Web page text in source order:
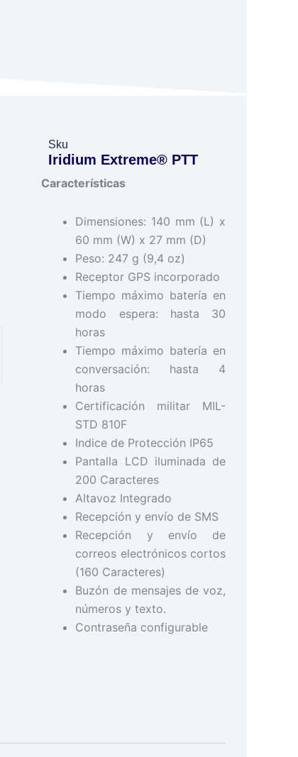
Sku
Iridium Extreme® PTT
Características
Dimensiones: 140 mm (L) x
60 mm (W) x 27 mm (D)
Peso: 247 g (9,4 oz)
Receptor GPS incorporado
Tiempo máximo batería en
modo espera: hasta 30
horas
Tiempo máximo batería en
conversación: hasta 4
horas
Certificación militar MIL-
STD 810F
Indice de Protección IP65
Pantalla LCD iluminada de
200 Caracteres
Altavoz Integrado
Recepción y envío de SMS
Recepción y envío de
correos electrónicos cortos
(160 Caracteres)
Buzón de mensajes de voz,
números y texto.
Contraseña configurable